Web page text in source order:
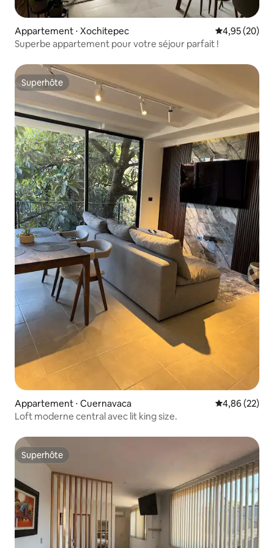
Appartement ⋅ Xochitepec Évaluation
4,95 (20)
Superbe appartement pour votre séjour parfait !
Superhôte
Superhôte
Appartement ⋅ Cuernavaca Évaluation
4,86 (22)
Loft moderne central avec lit king size.
Superhôte
Superhôte